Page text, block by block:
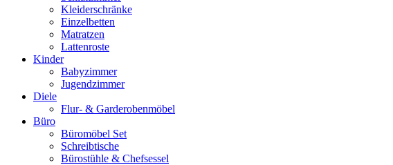
Kleiderschränke
Einzelbetten
Matratzen
Lattenroste
Kinder
Babyzimmer
Jugendzimmer
Diele
Flur- & Garderobenmöbel
Büro
Büromöbel Set
Schreibtische
Bürostühle & Chefsessel